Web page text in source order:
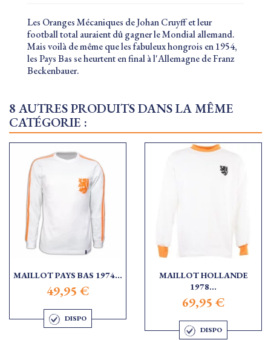
Les Oranges Mécaniques de Johan Cruyff et leur
football total auraient dû gagner le Mondial allemand.
Mais voilà de même que les fabuleux hongrois en 1954,
les Pays Bas se heurtent en final à l'Allemagne de Franz
Beckenbauer.
8 AUTRES PRODUITS DANS LA MÊME
CATÉGORIE :
MAILLOT PAYS BAS 1974...
49,95 €
DISPO
MAILLOT HOLLANDE
1978...
69,95 €
DISPO